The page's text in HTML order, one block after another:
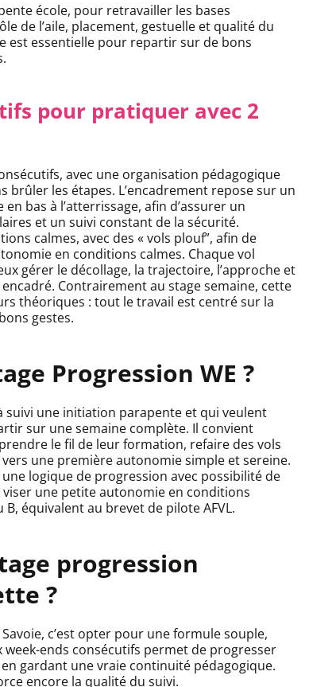
école, pour retravailler les bases
de l’aile, placement, gestuelle et qualité du
est essentielle pour repartir sur de bons
pour pratiquer avec 2
avec une organisation pédagogique
les étapes. L’encadrement repose sur un
bas à l’atterrissage, afin d’assurer un
et un suivi constant de la sécurité.
calmes, avec des « vols plouf”, afin de
en conditions calmes. Chaque vol
gérer le décollage, la trajectoire, l’approche et
Contrairement au stage semaine, cette
théoriques : tout le travail est centré sur la
gestes.
Progression WE ?
suivi une initiation parapente et qui veulent
sur une semaine complète. Il convient
le fil de leur formation, refaire des vols
une première autonomie simple et sereine.
logique de progression avec possibilité de
viser une petite autonomie en conditions
équivalent au brevet de pilote AFVL.
progression
?
c’est opter pour une formule souple,
ends consécutifs permet de progresser
gardant une vraie continuité pédagogique.
encore la qualité du suivi.